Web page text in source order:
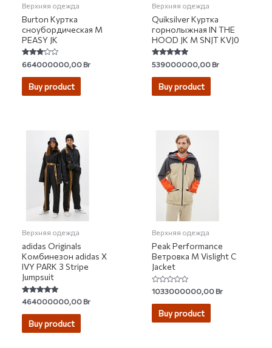
Верхняя одежда
Burton Куртка
сноубордическая M
PEASY JK
Rated
3.00
out of 5
664000000,00Br
Buy product
Верхняя одежда
Quiksilver Куртка
горнолыжная IN THE
HOOD JK M SNJT KVJ0
Rated
4.86
out of 5
539000000,00Br
Buy product
Верхняя одежда
adidas Originals
Комбинезон adidas X
IVY PARK 3 Stripe
Jumpsuit
Rated
5.00
out of 5
464000000,00Br
Buy product
Верхняя одежда
Peak Performance
Ветровка M Vislight C
Jacket
Rated
0
out
1033000000,00Br
Buy product